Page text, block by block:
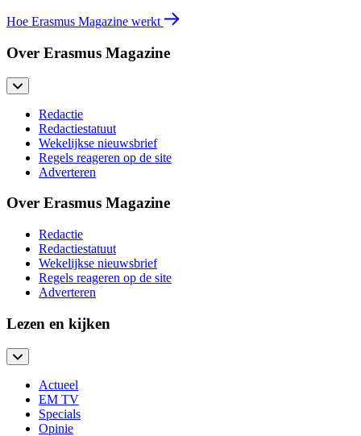
Hoe Erasmus Magazine werkt
Over Erasmus Magazine
Redactie
Redactiestatuut
Wekelijkse nieuwsbrief
Regels reageren op de site
Adverteren
Over Erasmus Magazine
Redactie
Redactiestatuut
Wekelijkse nieuwsbrief
Regels reageren op de site
Adverteren
Lezen en kijken
Actueel
EM TV
Specials
Opinie